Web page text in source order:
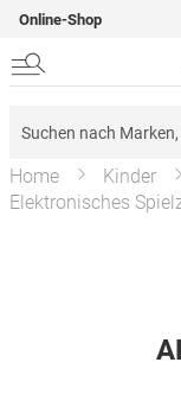
Online-Shop
Home Kinder
Elektronisches